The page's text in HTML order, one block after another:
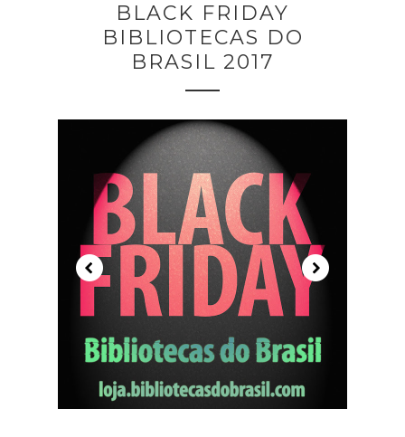
BLACK FRIDAY
BIBLIOTECAS DO
BRASIL 2017